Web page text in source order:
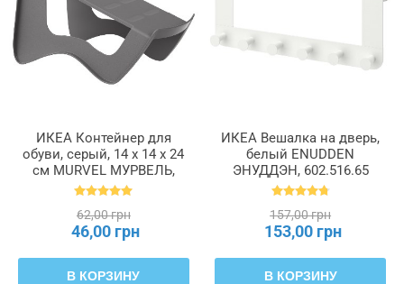
ИКЕА Контейнер для
обуви, серый, 14 x 14 x 24
см MURVEL МУРВЕЛЬ,
204.348.32
62,00 грн
46,00 грн
В КОРЗИНУ
ИКЕА Вешалка на дверь,
белый ENUDDEN
ЭНУДДЭН, 602.516.65
157,00 грн
153,00 грн
В КОРЗИНУ